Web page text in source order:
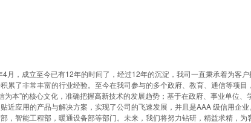
月，成立至今已有12年的时间了，经过12年的沉淀，我司一直秉承着为客
累了非常丰富的行业经验。至今在我司参与的多个政府、教育、通信等项目
本”的核心文化，准确把握高新技术的发展趋势；基于在政府、事业单位、
近应用的产品与解决方案，实现了公司的飞速发展，并且是AAA 级信用企业
，智能工程部，暖通设备部等部门。未来，我们将努力钻研，精益求精，为